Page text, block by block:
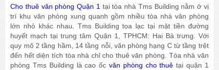
Cho thuê văn phòng Quận 1 tại tòa nhà Tms Building nằm ở vị
trí khu văn phòng xung quanh gồm nhiều tòa nhà văn phòng
lớn nhỏ khác nhau. Tms Building tọa lạc tại mặt tiền đường
huyết mạch tại trung tâm Quận 1, TPHCM: Hai Bà trưng. Với
quy mô 2 tầng hầm, 14 tầng nỗi, văn phòng hạng C từ tầng trệt
đến hết diện tích tòa nhà chỉ cho thuê văn phòng. Tòa nhà văn
phòng Tms Building là cao ốc văn phòng cho thuê tại quận 1